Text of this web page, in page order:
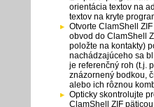
orientácia textov na
textov na kryte
Otvorte ClamShell
obvod do ClamShell
položte na kontakty)
nachádzajúceho sa
je referenčný roh (t.j.
znázornený bodkou,
alebo ich rôznou
Opticky skontrolujte
ClamShell ZIF